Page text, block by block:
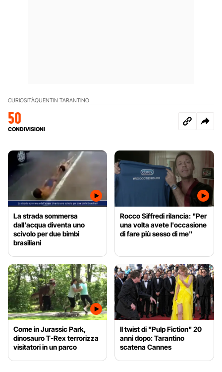
CURIOSITÀQUENTIN TARANTINO
50
CONDIVISIONI
La strada sommersa
dall’acqua diventa uno
scivolo per due bimbi
brasiliani
Rocco Siffredi rilancia: "Per
una volta avete l'occasione
di fare più sesso di me"
Come in Jurassic Park,
dinosauro T-Rex terrorizza
visitatori in un parco
Il twist di "Pulp Fiction" 20
anni dopo: Tarantino
scatena Cannes